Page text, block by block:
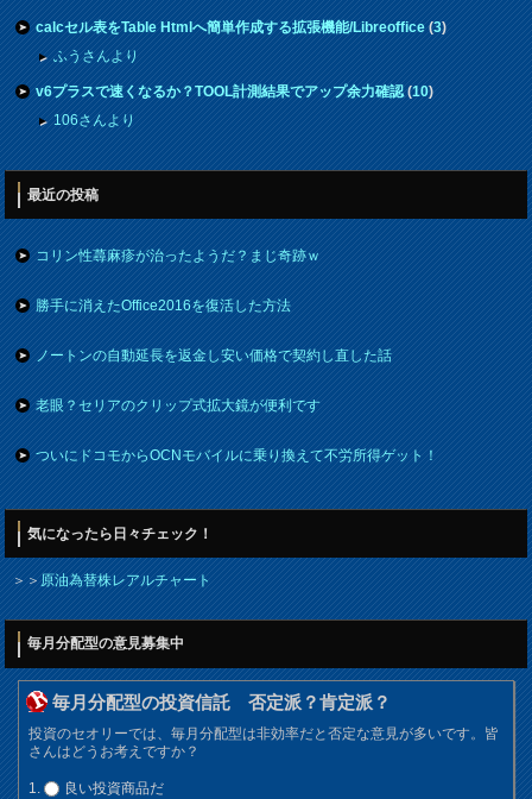
calcセル表をTable Htmlへ簡単作成する拡張機能/Libreoffice(3)
ふうさんより
v6プラスで速くなるか？TOOL計測結果でアップ余力確認(10)
106さんより
最近の投稿
コリン性蕁麻疹が治ったようだ？まじ奇跡ｗ
勝手に消えたOffice2016を復活した方法
ノートンの自動延長を返金し安い価格で契約し直した話
老眼？セリアのクリップ式拡大鏡が便利です
ついにドコモからOCNモバイルに乗り換えて不労所得ゲット！
気になったら日々チェック！
＞＞原油為替株レアルチャート
毎月分配型の意見募集中
毎月分配型の投資信託 否定派？肯定派？
投資のセオリーでは、毎月分配型は非効率だと否定な意見が多いです。皆
さんはどうお考えですか？
良い投資商品だ